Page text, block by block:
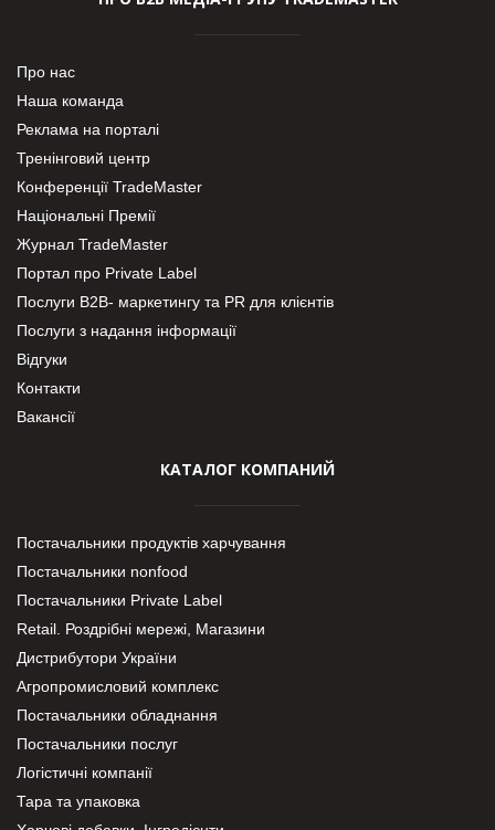
Про нас
Наша команда
Реклама на порталі
Тренінговий центр
Конференції TradeMaster
Національні Премії
Журнал TradeMaster
Портал про Private Label
Послуги В2В- маркетингу та PR для клієнтів
Послуги з надання інформації
Відгуки
Контакти
Вакансії
КАТАЛОГ КОМПАНИЙ
Постачальники продуктів харчування
Постачальники nonfood
Постачальники Private Label
Retail. Роздрібні мережі, Магазини
Дистрибутори України
Агропромисловий комплекс
Постачальники обладнання
Постачальники послуг
Логістичні компанії
Тара та упаковка